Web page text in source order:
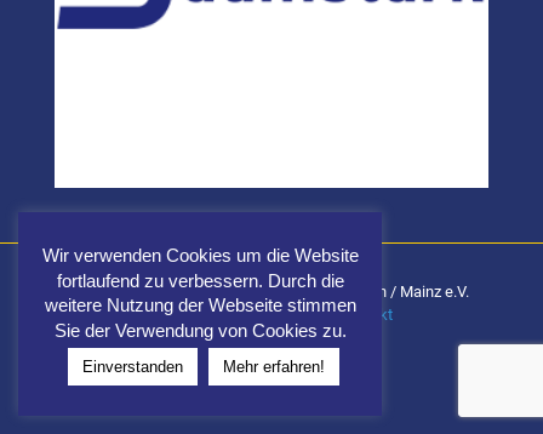
Carnevalsgemeinschaft Fidele Elf Wiesbaden / Mainz e.V.
Impressum|Datenschutz|Kontakt
Wir verwenden Cookies um die Website
fortlaufend zu verbessern. Durch die
weitere Nutzung der Webseite stimmen
Sie der Verwendung von Cookies zu.
Einverstanden Mehr erfahren!